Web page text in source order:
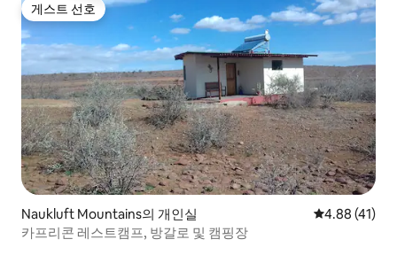
게스트 선호
게스트 선호
Naukluft Mountains의 개인실 평점 4.88점
4.88 (41)
카프리콘 레스트캠프, 방갈로 및 캠핑장